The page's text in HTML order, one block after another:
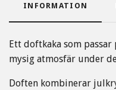
INFORMATION
Ett doftkaka som
mysig atmosfär under
Doften kombinerar